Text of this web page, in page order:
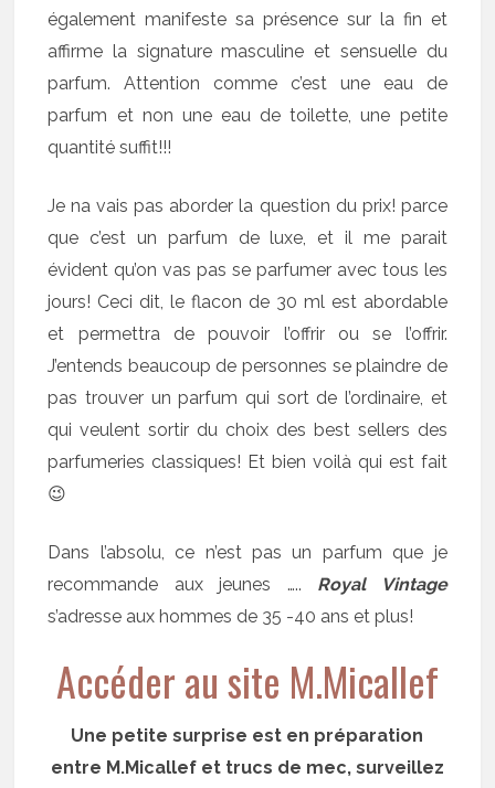
également manifeste sa présence sur la fin et
affirme la signature masculine et sensuelle du
parfum. Attention comme c’est une eau de
parfum et non une eau de toilette, une petite
quantité suffit!!!
Je na vais pas aborder la question du prix! parce
que c’est un parfum de luxe, et il me parait
évident qu’on vas pas se parfumer avec tous les
jours! Ceci dit, le flacon de 30 ml est abordable
et permettra de pouvoir l’offrir ou se l’offrir.
J’entends beaucoup de personnes se plaindre de
pas trouver un parfum qui sort de l’ordinaire, et
qui veulent sortir du choix des best sellers des
parfumeries classiques! Et bien voilà qui est fait
😉
Dans l’absolu, ce n’est pas un parfum que je
recommande aux jeunes ….. Royal Vintage
s’adresse aux hommes de 35 -40 ans et plus!
Accéder au site M.Micallef
Une petite surprise est en préparation
entre M.Micallef et trucs de mec, surveillez